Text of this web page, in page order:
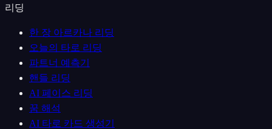
리딩
한 장 아르카나 리딩
오늘의 타로 리딩
파트너 예측기
핸들 리딩
AI 페이스 리딩
꿈 해석
AI 타로 카드 생성기